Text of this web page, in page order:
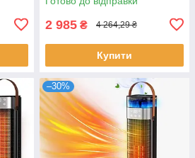
тепловентилятор /
2 985 ₴ 4 264,29 ₴
Купити
–30%